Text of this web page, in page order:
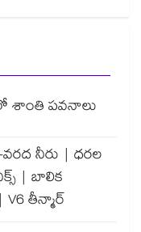
శాంతి పవనాలు
వరద నీరు | ధరల
| బాలిక
తీన్మార్